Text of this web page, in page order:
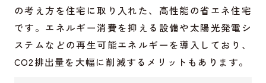
の考え方を住宅に取り入れた、高性能の省エネ住宅
です。エネルギー消費を抑える設備や太陽光発電シ
ステムなどの再生可能エネルギーを導入しており、
CO2排出量を大幅に削減するメリットもあります。